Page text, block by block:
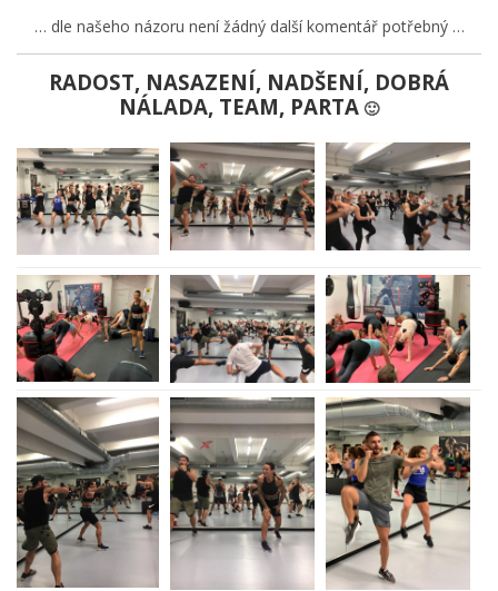
… dle našeho názoru není žádný další komentář potřebný …
RADOST, NASAZENÍ, NADŠENÍ, DOBRÁ
NÁLADA, TEAM, PARTA 🙂